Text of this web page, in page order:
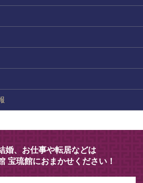
婚、お仕事や転居などは
宝琉館におまかせください！